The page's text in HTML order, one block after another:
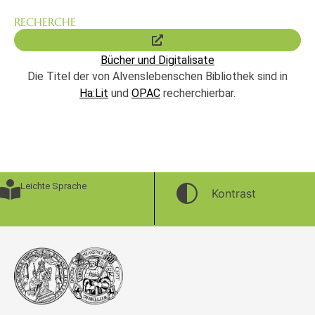
RECHERCHE
Bücher und Digitalisate
Die Titel der von Alvenslebenschen Bibliothek sind in
Ha:Lit und OPAC recherchierbar.
Leichte Sprache
Kontrast